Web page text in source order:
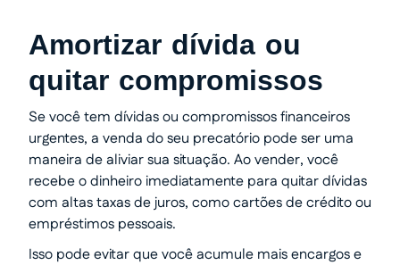
Amortizar dívida ou
quitar compromissos
Se você tem dívidas ou compromissos financeiros
urgentes, a venda do seu precatório pode ser uma
maneira de aliviar sua situação. Ao vender, você
recebe o dinheiro imediatamente para quitar dívidas
com altas taxas de juros, como cartões de crédito ou
empréstimos pessoais.
Isso pode evitar que você acumule mais encargos e